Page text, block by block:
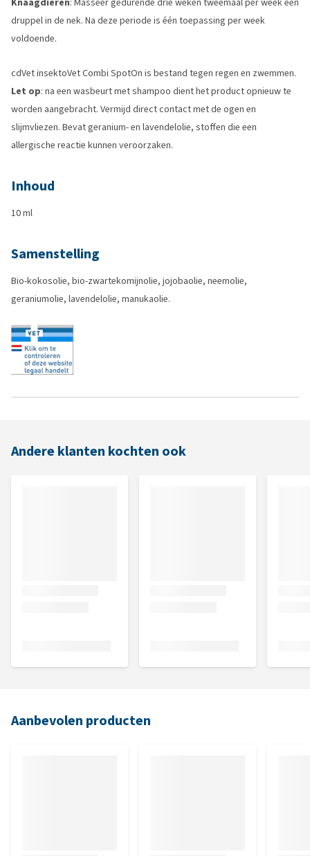
druppel in de nek. Na deze periode is één toepassing per week
voldoende.
cdVet insektoVet Combi SpotOn is bestand tegen regen en zwemmen.
Let op: na een wasbeurt met shampoo dient het product opnieuw te
worden aangebracht. Vermijd direct contact met de ogen en
slijmvliezen. Bevat geranium- en lavendelolie, stoffen die een
allergische reactie kunnen veroorzaken.
Inhoud
10 ml
Samenstelling
Bio-kokosolie, bio-zwartekomijnolie, jojobaolie, neemolie,
geraniumolie, lavendelolie, manukaolie.
Andere klanten kochten ook
Aanbevolen producten